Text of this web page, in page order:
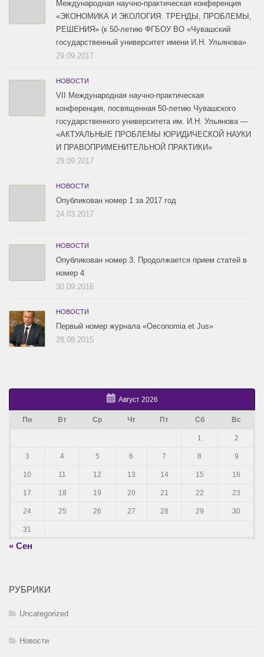
Международная научно-практическая конференция
«ЭКОНОМИКА И ЭКОЛОГИЯ: ТРЕНДЫ, ПРОБЛЕМЫ,
РЕШЕНИЯ» (к 50-летию ФГБОУ ВО «Чувашский
государственный университет имени И.Н. Ульянова»
29.09.2017
НОВОСТИ
VII Международная научно-практическая
конференция, посвященная 50-летию Чувашского
государственного университета им. И.Н. Ульянова —
«АКТУАЛЬНЫЕ ПРОБЛЕМЫ ЮРИДИЧЕСКОЙ НАУКИ
И ПРАВОПРИМЕНИТЕЛЬНОЙ ПРАКТИКИ»
29.09.2017
НОВОСТИ
Опубликован номер 1 за 2017 год
24.03.2017
НОВОСТИ
Опубликован номер 3. Продолжается прием статей в
номер 4
30.09.2016
НОВОСТИ
Первый номер журнала «Oeconomia et Jus»
28.08.2015
Август 2026
Пн Вт Ср Чт Пт Сб Вс
1 2
3 4 5 6 7 8 9
10 11 12 13 14 15 16
17 18 19 20 21 22 23
24 25 26 27 28 29 30
31
« Сен
РУБРИКИ
Uncategorized
Новости